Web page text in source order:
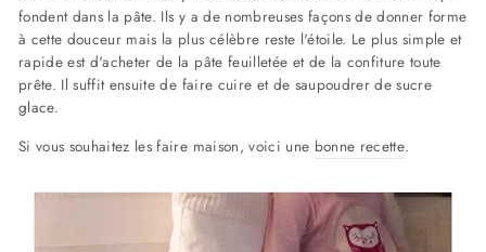
fondent dans la pâte. Ils y a de nombreuses façons de donner forme
à cette douceur mais la plus célèbre reste l'étoile. Le plus simple et
rapide est d'acheter de la pâte feuilletée et de la confiture toute
prête. Il suffit ensuite de faire cuire et de saupoudrer de sucre
glace.
Si vous souhaitez les faire maison, voici une bonne recette.